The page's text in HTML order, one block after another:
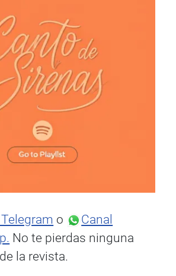
o
Canal
No te pierdas ninguna
la revista.